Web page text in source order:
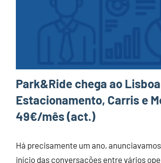
Park&Ride chega ao
Estacionamento, Carris e
49€/mês (act.)
Há precisamente um ano,
início das conversações entre vários